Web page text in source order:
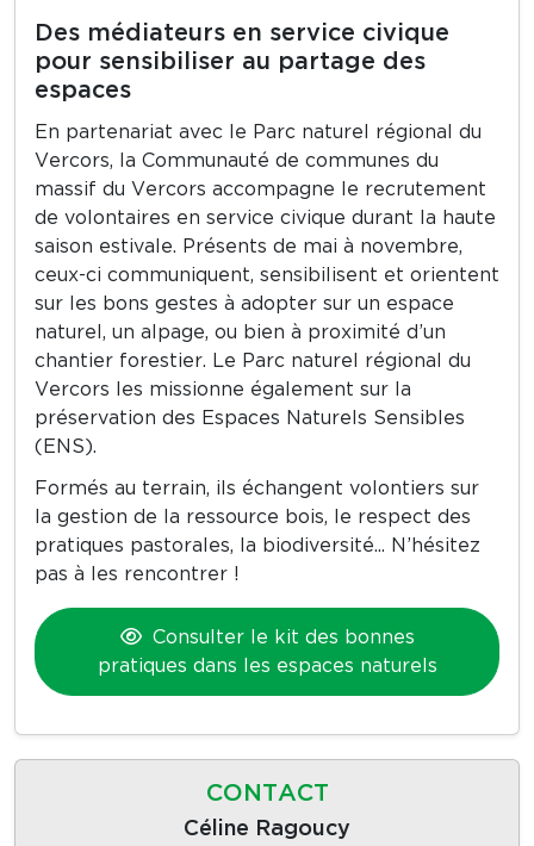
Des médiateurs en service civique
pour sensibiliser au partage des
espaces
En partenariat avec le Parc naturel régional du
Vercors, la Communauté de communes du
massif du Vercors accompagne le recrutement
de volontaires en service civique durant la haute
saison estivale. Présents de mai à novembre,
ceux-ci communiquent, sensibilisent et orientent
sur les bons gestes à adopter sur un espace
naturel, un alpage, ou bien à proximité d’un
chantier forestier. Le Parc naturel régional du
Vercors les missionne également sur la
préservation des Espaces Naturels Sensibles
(ENS).
Formés au terrain, ils échangent volontiers sur
la gestion de la ressource bois, le respect des
pratiques pastorales, la biodiversité... N’hésitez
pas à les rencontrer !
Consulter le kit des bonnes
pratiques dans les espaces naturels
CONTACT
Céline Ragoucy